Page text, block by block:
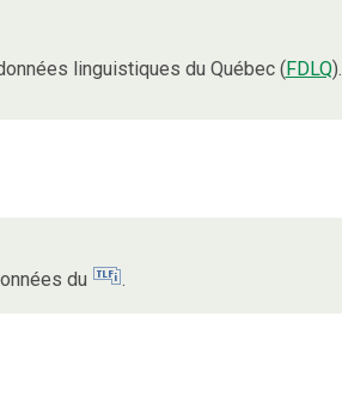
linguistiques du Québec (FDLQ).
du
.